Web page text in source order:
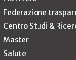
Federazione
Centro Studi &
Master
Salute